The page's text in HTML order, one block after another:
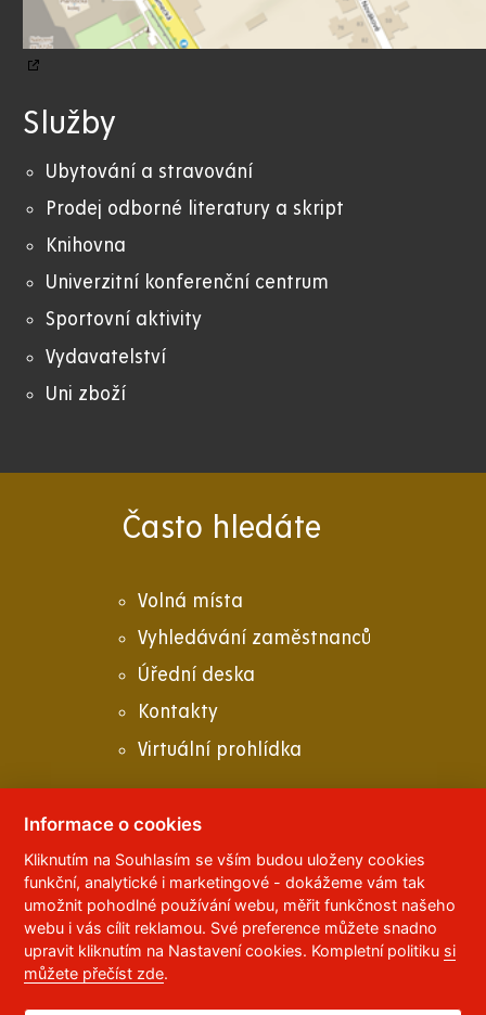
Služby
Ubytování a stravování
Prodej odborné literatury a skript
Knihovna
Univerzitní konferenční centrum
Sportovní aktivity
Vydavatelství
Uni zboží
Často hledáte
Volná místa
Vyhledávání zaměstnanců
Úřední deska
Kontakty
Virtuální prohlídka
© 2023 Univerzita Pardubice,Studentská 95
532 10 Pardubice 2
Telefon: 466 036 111, 466 036 112, 466 036 113
Správce webu ,RSS
Informace o cookies
Kliknutím na Souhlasím se vším budou uloženy cookies
funkční, analytické i marketingové - dokážeme vám tak
umožnit pohodlné používání webu, měřit funkčnost našeho
webu i vás cílit reklamou. Své preference můžete snadno
upravit kliknutím na Nastavení cookies. Kompletní politiku si
můžete přečíst zde.